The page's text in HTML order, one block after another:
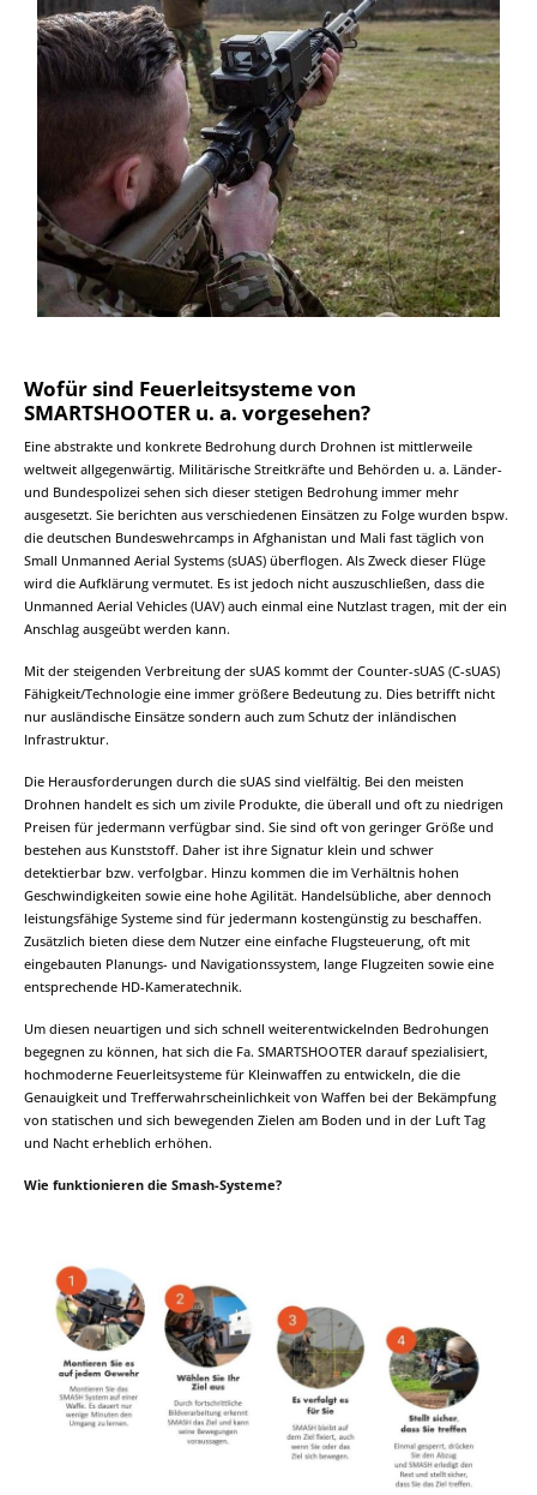
Wofür sind Feuerleitsysteme von
SMARTSHOOTER u. a. vorgesehen?
Eine abstrakte und konkrete Bedrohung durch Drohnen ist mittlerweile
weltweit allgegenwärtig. Militärische Streitkräfte und Behörden u. a. Länder-
und Bundespolizei sehen sich dieser stetigen Bedrohung immer mehr
ausgesetzt. Sie berichten aus verschiedenen Einsätzen zu Folge wurden bspw.
die deutschen Bundeswehrcamps in Afghanistan und Mali fast täglich von
Small Unmanned Aerial Systems (sUAS) überflogen. Als Zweck dieser Flüge
wird die Aufklärung vermutet. Es ist jedoch nicht auszuschließen, dass die
Unmanned Aerial Vehicles (UAV) auch einmal eine Nutzlast tragen, mit der ein
Anschlag ausgeübt werden kann.
Mit der steigenden Verbreitung der sUAS kommt der Counter-sUAS (C-sUAS)
Fähigkeit/Technologie eine immer größere Bedeutung zu. Dies betrifft nicht
nur ausländische Einsätze sondern auch zum Schutz der inländischen
Infrastruktur.
Die Herausforderungen durch die sUAS sind vielfältig. Bei den meisten
Drohnen handelt es sich um zivile Produkte, die überall und oft zu niedrigen
Preisen für jedermann verfügbar sind. Sie sind oft von geringer Größe und
bestehen aus Kunststoff. Daher ist ihre Signatur klein und schwer
detektierbar bzw. verfolgbar. Hinzu kommen die im Verhältnis hohen
Geschwindigkeiten sowie eine hohe Agilität. Handelsübliche, aber dennoch
leistungsfähige Systeme sind für jedermann kostengünstig zu beschaffen.
Zusätzlich bieten diese dem Nutzer eine einfache Flugsteuerung, oft mit
eingebauten Planungs- und Navigationssystem, lange Flugzeiten sowie eine
entsprechende HD-Kameratechnik.
Um diesen neuartigen und sich schnell weiterentwickelnden Bedrohungen
begegnen zu können, hat sich die Fa. SMARTSHOOTER darauf spezialisiert,
hochmoderne Feuerleitsysteme für Kleinwaffen zu entwickeln, die die
Genauigkeit und Trefferwahrscheinlichkeit von Waffen bei der Bekämpfung
von statischen und sich bewegenden Zielen am Boden und in der Luft Tag
und Nacht erheblich erhöhen.
Wie funktionieren die Smash-Systeme?